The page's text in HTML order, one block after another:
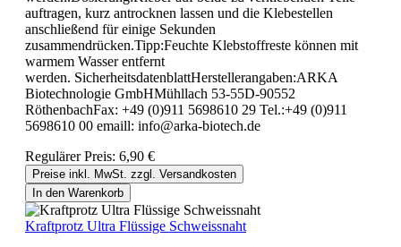
auftragen, kurz antrocknen lassen und die Klebestellen
anschließend für einige Sekunden
zusammendrücken.Tipp:Feuchte Klebstoffreste können mit
warmem Wasser entfernt
werden. SicherheitsdatenblattHerstellerangaben:ARKA
Biotechnologie GmbHMühllach 53-55D-90552
RöthenbachFax: +49 (0)911 5698610 29 Tel.:+49 (0)911
5698610 00 emaill: info@arka-biotech.de
Regulärer Preis: 6,90 €
Preise inkl. MwSt. zzgl. Versandkosten
In den Warenkorb
Kraftprotz Ultra Flüssige Schweissnaht